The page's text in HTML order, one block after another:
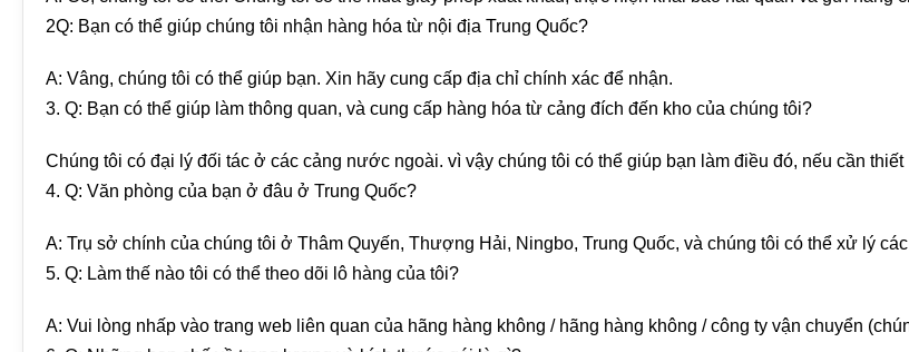
2Q: Bạn có thể giúp chúng tôi nhận hàng hóa từ nội địa Trung Quốc?
A: Vâng, chúng tôi có thể giúp bạn. Xin hãy cung cấp địa chỉ chính xác để nhận.
3. Q: Bạn có thể giúp làm thông quan, và cung cấp hàng hóa từ cảng đích đến kho của chúng tôi?
Chúng tôi có đại lý đối tác ở các cảng nước ngoài. vì vậy chúng tôi có thể giúp bạn làm điều đó, nếu cần thiết
4. Q: Văn phòng của bạn ở đâu ở Trung Quốc?
A: Trụ sở chính của chúng tôi ở Thâm Quyến, Thượng Hải, Ningbo, Trung Quốc, và chúng tôi có thể xử lý
5. Q: Làm thế nào tôi có thể theo dõi lô hàng của tôi?
A: Vui lòng nhấp vào trang web liên quan của hãng hàng không / hãng hàng không / công ty vận chuyển